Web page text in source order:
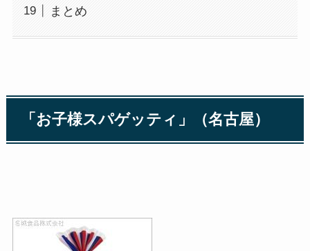
まとめ
「お子様スパゲッティ」（名古屋）